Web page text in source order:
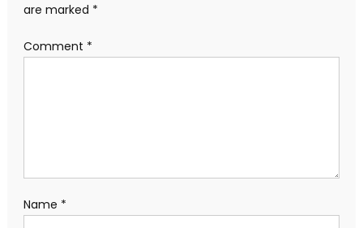
are marked *
Comment *
Name *